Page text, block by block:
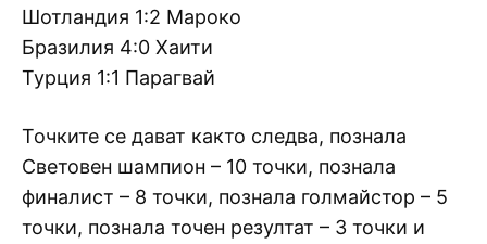
Шотландия 1:2 Мароко
Бразилия 4:0 Хаити
Турция 1:1 Парагвай
Точките се дават както следва, познала
Световен шампион – 10 точки, познала
финалист – 8 точки, познала голмайстор – 5
точки, познала точен резултат – 3 точки и